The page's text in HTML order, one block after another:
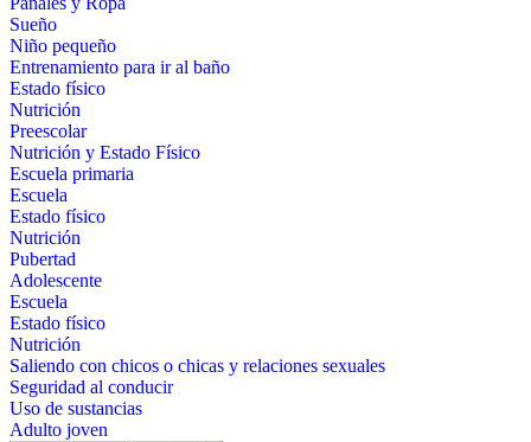
Sueño
Niño pequeño
Entrenamiento para ir al baño
Estado físico
Nutrición
Preescolar
Nutrición y Estado Físico
Escuela primaria
Escuela
Estado físico
Nutrición
Pubertad
Adolescente
Escuela
Estado físico
Nutrición
Saliendo con chicos o chicas y relaciones sexuales
Seguridad al conducir
Uso de sustancias
Adulto joven